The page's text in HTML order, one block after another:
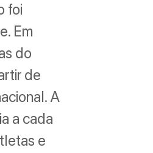
foi
Em
do
de
A
a cada
e